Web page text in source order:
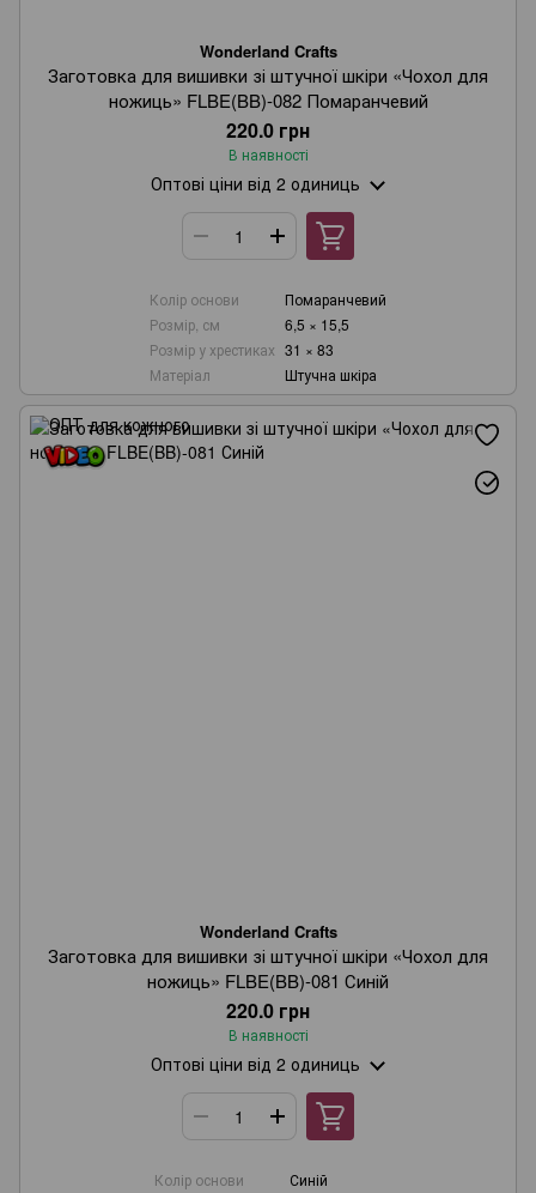
Wonderland Crafts
Заготовка для вишивки зі штучної шкіри «Чохол для
ножиць» FLBE(BB)-082 Помаранчевий
220.0 грн
В наявності
Оптові ціни від 2 одиниць
Колір основи
Помаранчевий
Розмір, см
6,5 × 15,5
Розмір у хрестиках 31 × 83
Матеріал
Штучна шкіра
Wonderland Crafts
Заготовка для вишивки зі штучної шкіри «Чохол для
ножиць» FLBE(BB)-081 Синій
220.0 грн
В наявності
Оптові ціни від 2 одиниць
Колір основи
Синій